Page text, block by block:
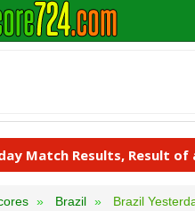
Match Results, Result
Brazil Brazil